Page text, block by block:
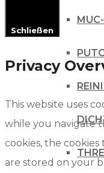
Schließen
Privacy
This website uses
while you navigate
cookies, the
are stored on your